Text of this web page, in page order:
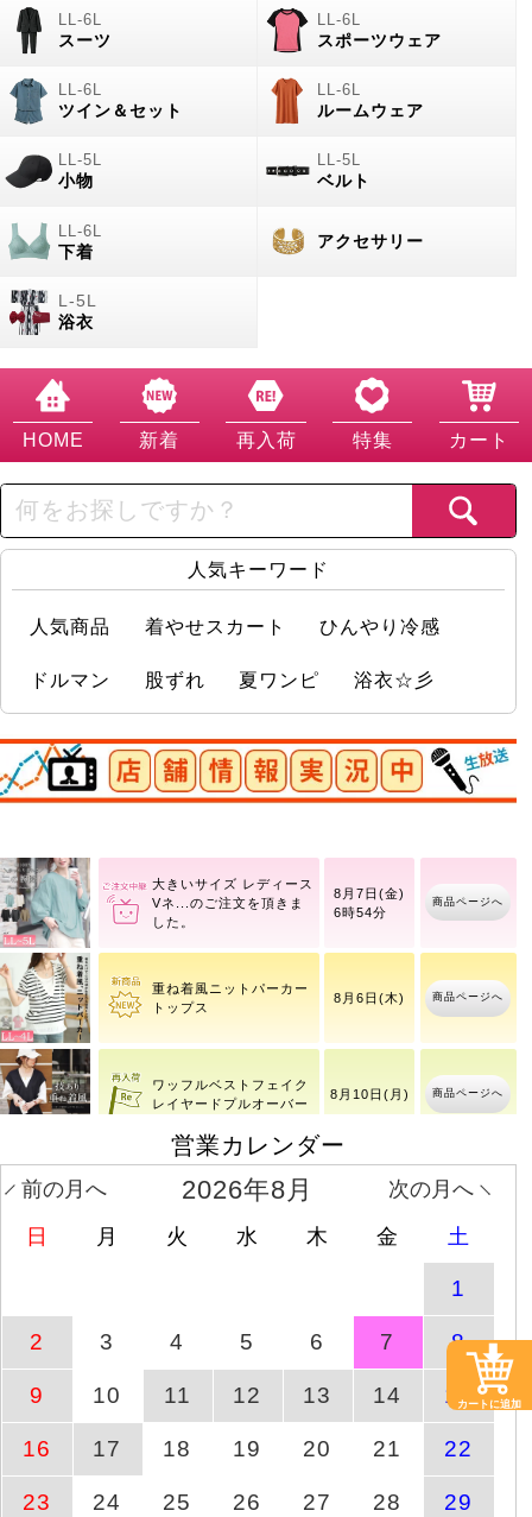
スーツ スポーツウェア
ツイン＆セット ルームウェア
小物 ベルト
下着
アクセサリー
浴衣
HOME 新着 再入荷 特集 カート
人気キーワード
人気商品 着やせスカート ひんやり冷感
ドルマン 股ずれ 夏ワンピ 浴衣☆彡
店舗情報実況中
商品ページへ
大きいサイズ レディース
異素
8月7日(金)
6時54分
商品ページへ
大きいサイズ レディース
Vネ
8月7日(金)
商品ページへ
重ね着風ニットパーカー
トップス
8月6日(木) 商品ページへ
ワッフルベストフェイク
8月10日(月) 商品ページへ
商品ページへ
トップス
8月6日(木) 商品ページへ
ルオーバー
営業カレンダー
前の月へ 次の月へ
2026年8月
日 月 火 水 木 金 土
1
2 3 4 5 6 7 8
9 10 11 12 13 14 15
16 17 18 19 20 21 22
23 24 25 26 27 28 29
カートに追加